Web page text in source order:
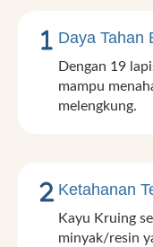
Daya Tahan
Dengan 19
mampu
melengkung.
Ketahanan
Kayu Kruing
minyak/resin